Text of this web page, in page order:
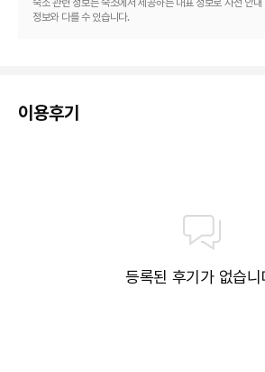
정보와 다를 수 있습니다.
이용후기
등록된 후기가 없습니